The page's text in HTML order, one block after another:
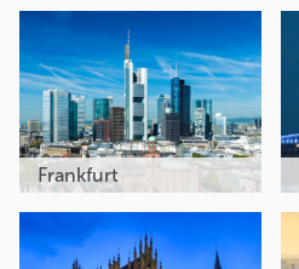
Frankfurt